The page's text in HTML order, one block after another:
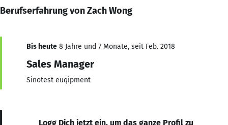
Berufserfahrung von Zach Wong
Bis heute 8 Jahre und 7 Monate, seit Feb. 2018
Sales Manager
Sinotest euqipment
Logg Dich jetzt ein, um das ganze Profil zu